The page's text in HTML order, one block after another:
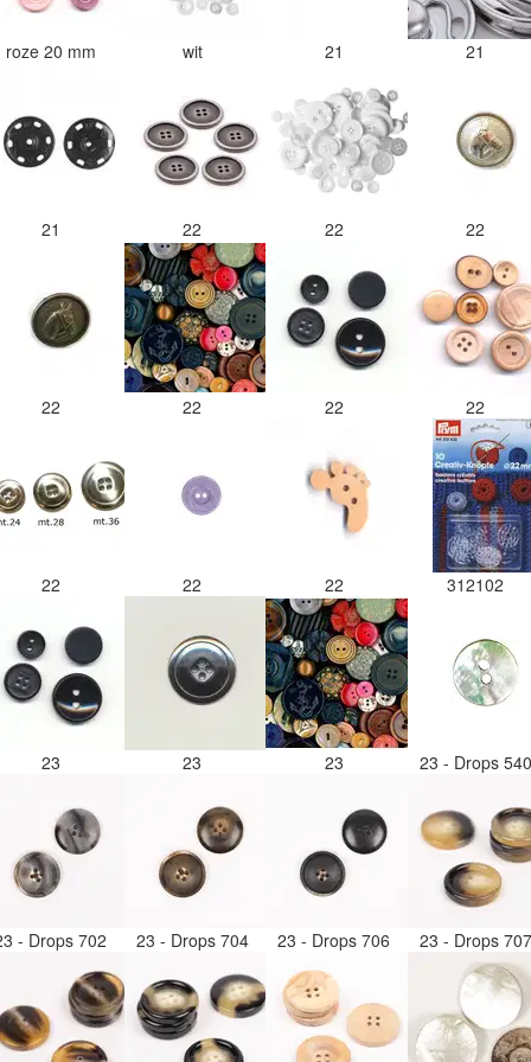
roze 20 mm wit 21 21
21 22 22 22
22 22 22 22
22 22 22 312102
23 23 23 23 - Drops
- Drops 702 23 - Drops 704 23 - Drops 706 23 - Drops